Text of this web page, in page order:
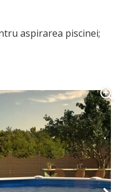
aspirarea piscinei;